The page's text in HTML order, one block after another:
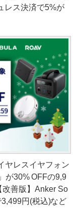
レス決済で5%が
ヤレスイヤフォン
が30% OFFの9,9
善版】Anker So
円(税込)など